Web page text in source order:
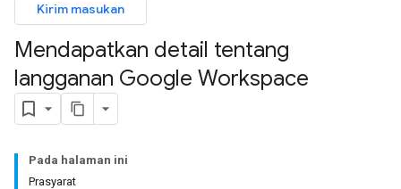
Kirim masukan
Mendapatkan detail tentang
langganan Google Workspace
Pada halaman ini
Prasyarat